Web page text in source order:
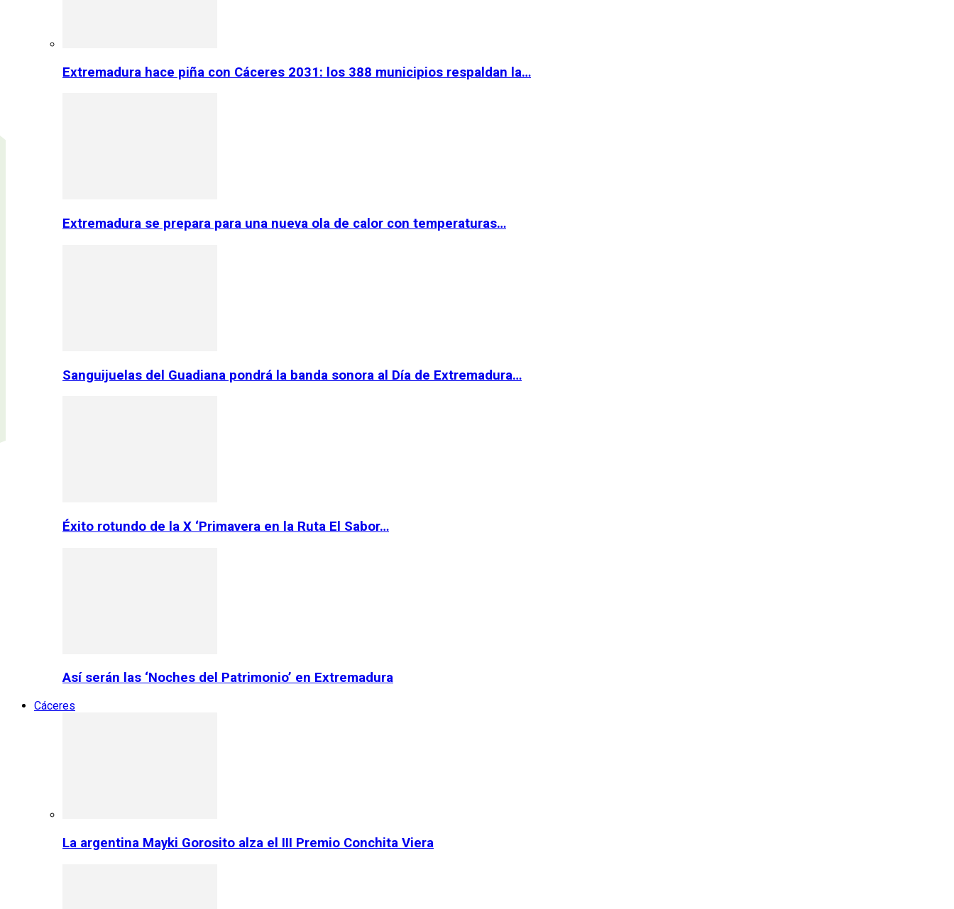
Extremadura hace piña con Cáceres 2031: los 388 municipios respaldan la…
Extremadura se prepara para una nueva ola de calor con temperaturas…
Sanguijuelas del Guadiana pondrá la banda sonora al Día de Extremadura…
Éxito rotundo de la X ‘Primavera en la Ruta El Sabor…
Así serán las ‘Noches del Patrimonio’ en Extremadura
Cáceres
La argentina Mayki Gorosito alza el III Premio Conchita Viera